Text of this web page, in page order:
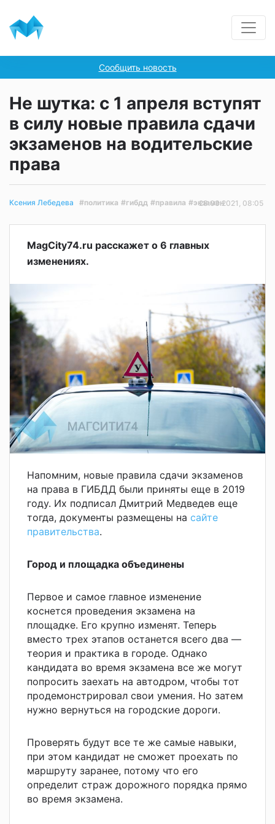
Сообщить новость
Не шутка: с 1 апреля вступят
в силу новые правила сдачи
экзаменов на водительские
права
Ксения Лебедева #политика #гибдд #правила #экзамен
28.03.2021, 08:05
MagCity74.ru расскажет о 6 главных
изменениях.
Напомним, новые правила сдачи экзаменов
на права в ГИБДД были приняты еще в 2019
году. Их подписал Дмитрий Медведев еще
тогда, документы размещены на сайте
правительства.
Город и площадка объединены
Первое и самое главное изменение
коснется проведения экзамена на
площадке. Его крупно изменят. Теперь
вместо трех этапов останется всего два —
теория и практика в городе. Однако
кандидата во время экзамена все же могут
попросить заехать на автодром, чтобы тот
продемонстрировал свои умения. Но затем
нужно вернуться на городские дороги.
Проверять будут все те же самые навыки,
при этом кандидат не сможет проехать по
маршруту заранее, потому что его
определит страж дорожного порядка прямо
во время экзамена.